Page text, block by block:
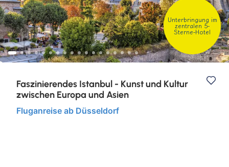
Kurzurlaub
Städtereisen
Unterbringung im
zentralen 5-
Sterne-Hotel
Faszinierendes Istanbul - Kunst und Kultur
zwischen Europa und Asien
Fluganreise ab Düsseldorf